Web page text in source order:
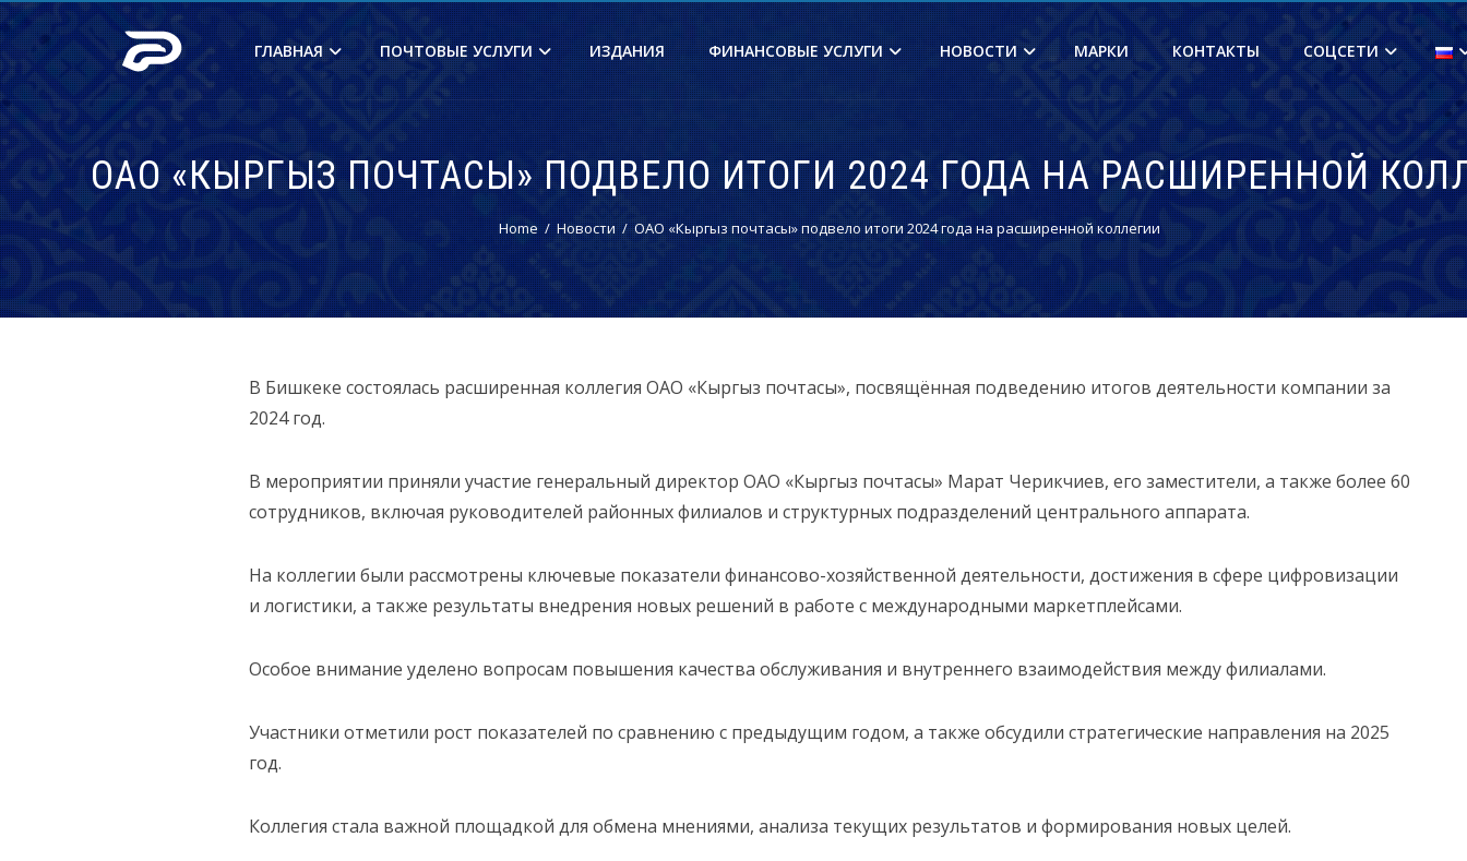
ГЛАВНАЯ ПОЧТОВЫЕ УСЛУГИ ИЗДАНИЯ ФИНАНСОВЫЕ УСЛУГИ НОВОСТИ МАРКИ КОНТАКТЫ СОЦСЕТИ
ОАО «КЫРГЫЗ ПОЧТАСЫ» ПОДВЕЛО ИТОГИ 2024 ГОДА НА РАСШИРЕННОЙ
Home Новости ОАО «Кыргыз почтасы» подвело итоги 2024 года на расширенной коллегии
В Бишкеке состоялась расширенная коллегия ОАО «Кыргыз почтасы», посвящённая подведению итогов деятельности компании за
2024 год.
В мероприятии приняли участие генеральный директор ОАО «Кыргыз почтасы» Марат Черикчиев, его заместители, а также более 60
сотрудников, включая руководителей районных филиалов и структурных подразделений центрального аппарата.
На коллегии были рассмотрены ключевые показатели финансово-хозяйственной деятельности, достижения в сфере цифровизации
и логистики, а также результаты внедрения новых решений в работе с международными маркетплейсами.
Особое внимание уделено вопросам повышения качества обслуживания и внутреннего взаимодействия между филиалами.
Участники отметили рост показателей по сравнению с предыдущим годом, а также обсудили стратегические направления на 2025
год.
Коллегия стала важной площадкой для обмена мнениями, анализа текущих результатов и формирования новых целей.